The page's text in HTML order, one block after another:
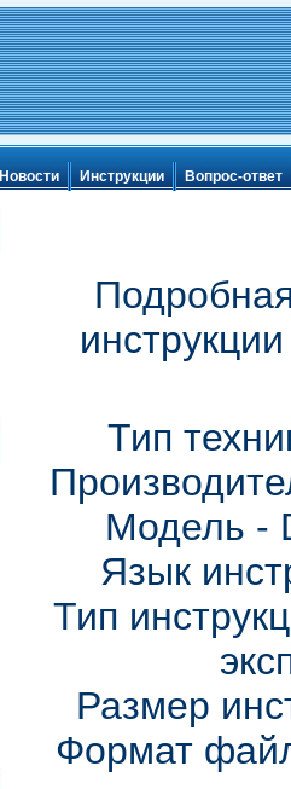
Новости Инструкции Вопрос-ответ
Тип
Модель -
Язык
Тип
Размер
Формат